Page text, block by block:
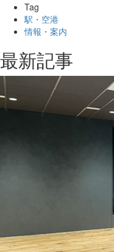
Tag
駅・空港
情報・案内
最新記事